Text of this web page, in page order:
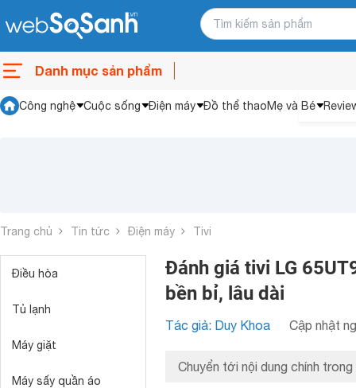
Danh mục sản phẩm
Công nghệ Cuộc sống Điện máy Đồ thể thaoMẹ và Bé
Trang chủ Tin tức Điện máy Tivi
Điều hòa
Tủ lạnh
Máy giặt
Máy sấy quần áo
Đánh giá tivi LG
bền bỉ, lâu dài
Tác giả: Duy Khoa Cập nhật
Chuyển tới nội dung chính trong